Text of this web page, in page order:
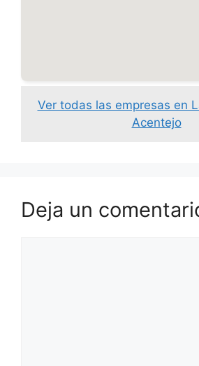
Ver todas las empresas en
Acentejo
Deja un